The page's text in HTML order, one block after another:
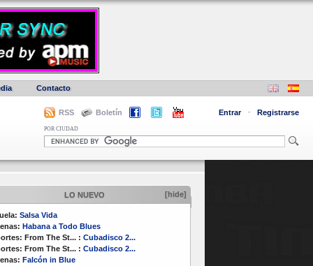
Contacto
RSS Boletín Entrar · Registrarse
POR CIUDAD
LO NUEVO [hide]
Salsa Vida
Habana a Todo Blues
From The St... : Cubadisco 2...
From The St... : Cubadisco 2...
Falcón in Blue